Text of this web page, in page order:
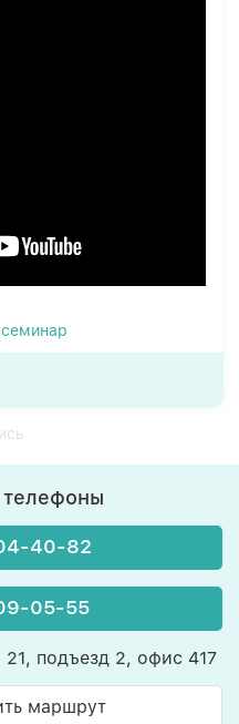
семинар
телефоны
40-82
05-55
подъезд 2, офис 417
маршрут